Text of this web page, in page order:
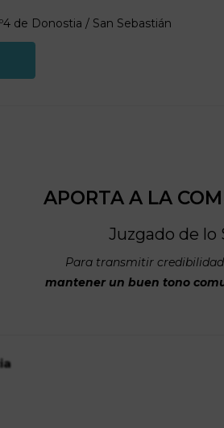
de Donostia / San Sebastián
APORTA A LA
Juzgado de lo
Para transmitir
mantener un buen tono